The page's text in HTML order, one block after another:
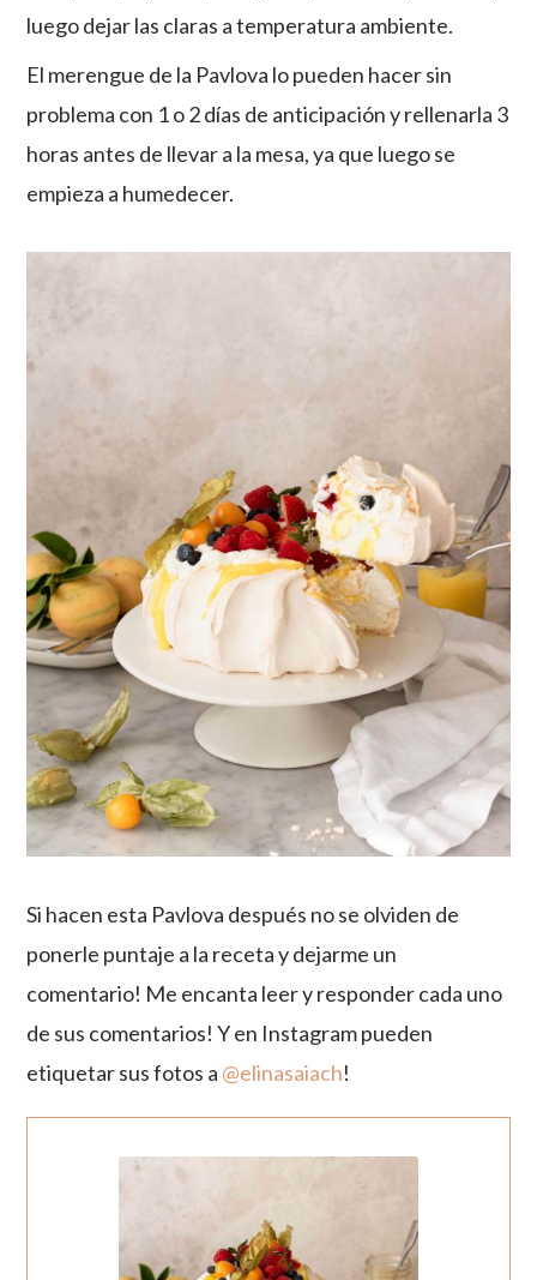
luego dejar las claras a temperatura ambiente.
El merengue de la Pavlova lo pueden hacer sin
problema con 1 o 2 días de anticipación y rellenarla 3
horas antes de llevar a la mesa, ya que luego se
empieza a humedecer.
Si hacen esta Pavlova después no se olviden de
ponerle puntaje a la receta y dejarme un
comentario! Me encanta leer y responder cada uno
de sus comentarios! Y en Instagram pueden
etiquetar sus fotos a @elinasaiach!